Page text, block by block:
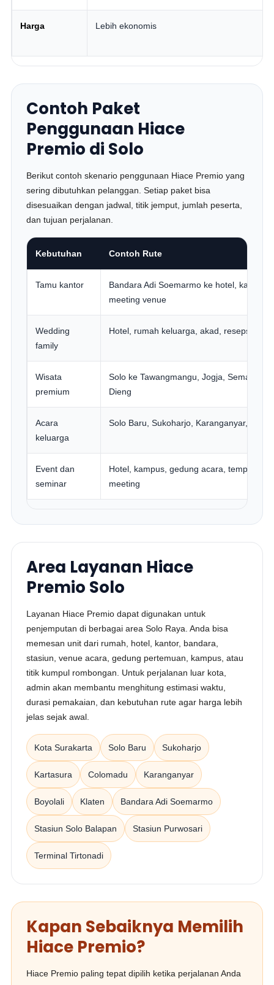
Harga Lebih ekonomis
Contoh Paket
Penggunaan Hiace
Premio di Solo
Berikut contoh skenario penggunaan Hiace Premio yang
sering dibutuhkan pelanggan. Setiap paket bisa
disesuaikan dengan jadwal, titik jemput, jumlah peserta,
dan tujuan perjalanan.
Kebutuhan Contoh Rute
Tamu kantor
Bandara Adi Soemarmo ke hotel, kantor,
meeting venue
Wedding
family
Hotel, rumah keluarga, akad, resepsi,
Wisata
premium
Solo ke Tawangmangu, Jogja, Semarang,
Dieng
Acara
keluarga
Solo Baru, Sukoharjo, Karanganyar,
Event dan
seminar
Hotel, kampus, gedung acara, tempat
meeting
Area Layanan Hiace
Premio Solo
Layanan Hiace Premio dapat digunakan untuk
penjemputan di berbagai area Solo Raya. Anda bisa
memesan unit dari rumah, hotel, kantor, bandara,
stasiun, venue acara, gedung pertemuan, kampus, atau
titik kumpul rombongan. Untuk perjalanan luar kota,
admin akan membantu menghitung estimasi waktu,
durasi pemakaian, dan kebutuhan rute agar harga lebih
jelas sejak awal.
Kota Surakarta Solo Baru Sukoharjo
Kartasura Colomadu Karanganyar
Boyolali Klaten Bandara Adi Soemarmo
Stasiun Solo Balapan Stasiun Purwosari
Terminal Tirtonadi
Kapan Sebaiknya Memilih
Hiace Premio?
Hiace Premio paling tepat dipilih ketika perjalanan Anda